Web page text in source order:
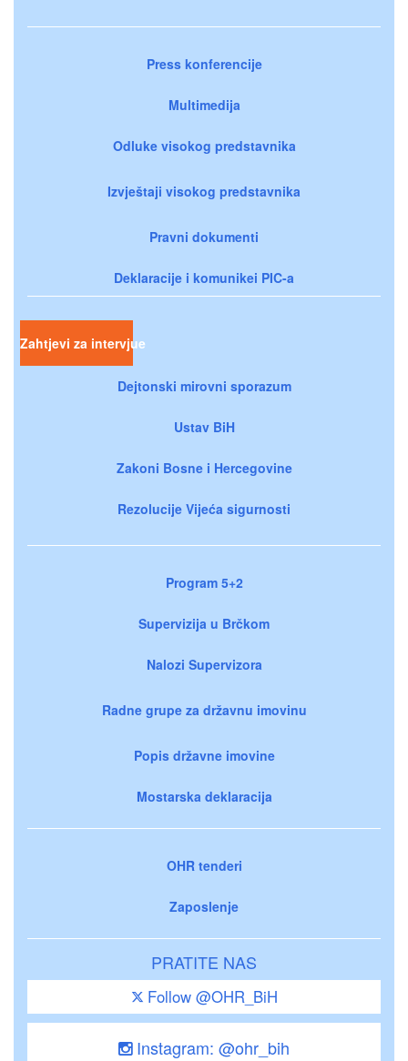
Press konferencije
Multimedija
Odluke visokog predstavnika
Izvještaji visokog predstavnika
Pravni dokumenti
Deklaracije i komunikei PIC-a
Zahtjevi za intervjue
Dejtonski mirovni sporazum
Ustav BiH
Zakoni Bosne i Hercegovine
Rezolucije Vijeća sigurnosti
Program 5+2
Supervizija u Brčkom
Nalozi Supervizora
Radne grupe za državnu imovinu
Popis državne imovine
Mostarska deklaracija
OHR tenderi
Zaposlenje
PRATITE NAS
Follow @OHR_BiH
Instagram: @ohr_bih